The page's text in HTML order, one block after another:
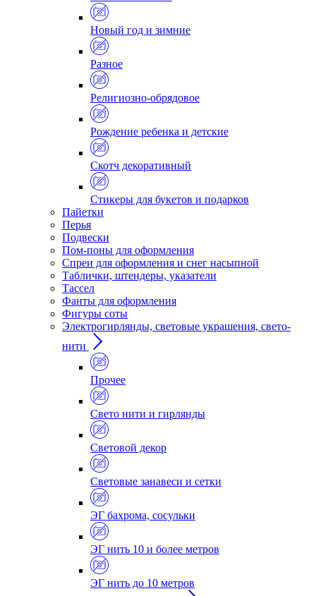
Новый год и зимние
Разное
Религиозно-обрядовое
Рождение ребенка и детские
Скотч декоративный
Стикеры для букетов и подарков
Пайетки
Перья
Подвески
Пом-поны для оформления
Спреи для оформления и снег насыпной
Таблички, штендеры, указатели
Тассел
Фанты для оформления
Фигуры соты
Электрогирлянды, световые украшения, свето-
нити
Прочее
Свето нити и гирлянды
Световой декор
Световые занавеси и сетки
ЭГ бахрома, сосульки
ЭГ нить 10 и более метров
ЭГ нить до 10 метров